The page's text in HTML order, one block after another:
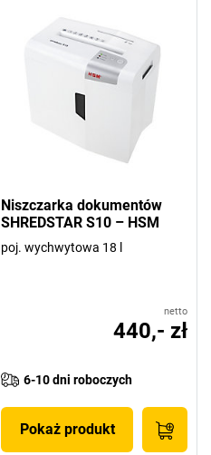
Niszczarka dokumentów
SHREDSTAR S10 – HSM
poj. wychwytowa 18 l
netto
440,- zł
6-10 dni roboczych
Pokaż produkt